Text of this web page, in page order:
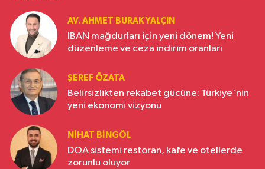
AV. AHMET BURAK YALÇIN
IBAN mağdurları için yeni dönem! Yeni
düzenleme ve ceza indirim oranları
ŞEREF ÖZATA
Belirsizlikten rekabet gücüne: Türkiye'nin
yeni ekonomi vizyonu
NIHAT BINGÖL
DOA sistemi restoran, kafe ve otellerde
zorunlu oluyor